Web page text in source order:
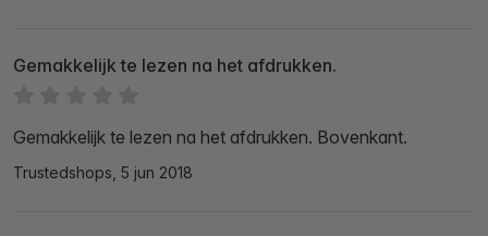
Gemakkelijk te lezen na het afdrukken.
Gemakkelijk te lezen na het afdrukken. Bovenkant.
Trustedshops, 5 jun 2018